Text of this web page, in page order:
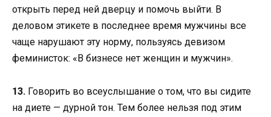
открыть перед ней дверцу и помочь выйти. В
деловом этикете в последнее время мужчины все
чаще нарушают эту норму, пользуясь девизом
феминисток: «В бизнесе нет женщин и мужчин».
13. Говорить во всеуслышание о том, что вы сидите
на диете — дурной тон. Тем более нельзя под этим